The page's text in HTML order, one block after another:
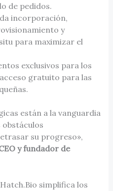
de pedidos.
incorporación,
y
para maximizar el
exclusivos para los
gratuito para las
están a la vanguardia
obstáculos
su progreso»,
y fundador de
simplifica los